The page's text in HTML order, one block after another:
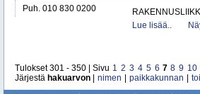
Puh. 010 830 0200
Lue lisää..
Tulokset 301 - 350 | Sivu 1 2 3 4 5 6 7 8 9 10
Järjestä hakuarvon nimen paikkakunnan